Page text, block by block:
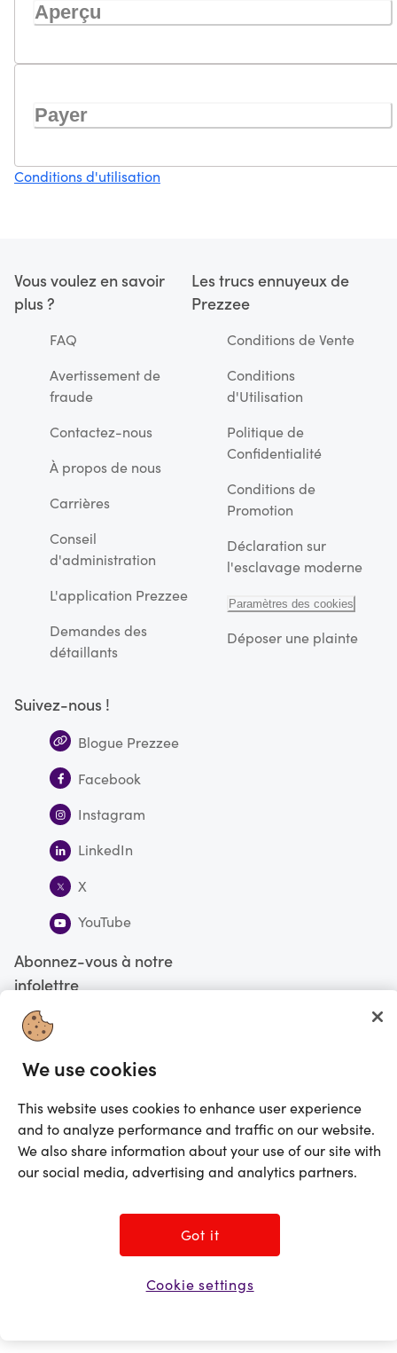
Aperçu
Payer
Conditions d'utilisation
Vous voulez en savoir
plus ?
FAQ
Avertissement de
fraude
Contactez-nous
À propos de nous
Carrières
Conseil
d'administration
L'application Prezzee
Demandes des
détaillants
Les trucs ennuyeux de
Prezzee
Conditions de Vente
Conditions
d'Utilisation
Politique de
Confidentialité
Conditions de
Promotion
Déclaration sur
l'esclavage moderne
Paramètres des cookies
Déposer une plainte
Suivez-nous !
Blogue Prezzee
Facebook
Instagram
LinkedIn
X
YouTube
Abonnez-vous à notre
infolettre
©2025 Prezzee Pty Limited ACN 602 963 422 et/ou ses affiliés. Tous droits
réservés
We use cookies
This website uses cookies to enhance user experience
and to analyze performance and traffic on our website.
We also share information about your use of our site with
our social media, advertising and analytics partners.
Got it
Cookie settings